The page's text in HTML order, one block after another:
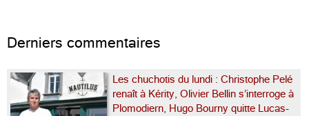
Derniers commentaires
Les chuchotis du lundi : Christophe Pelé
renaît à Kérity, Olivier Bellin s’interroge à
Plomodiern, Hugo Bourny quitte Lucas-